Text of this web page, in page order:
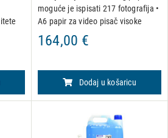
moguće je ispisati 217 fotografija •
A6 papir za video pisač visoke
gustoće • Izvrsna kvaliteta ispisa •
Visoka otpornost na toplinu i vla
164,00 €
Dodaj u košaricu